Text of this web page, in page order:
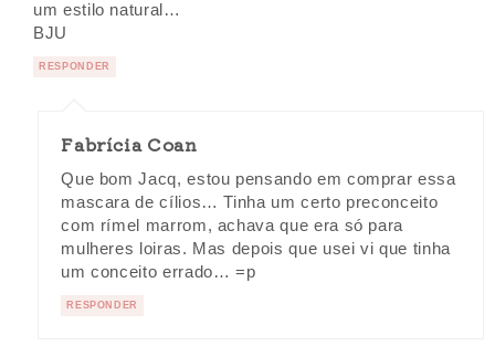
um estilo natural…
BJU
RESPONDER
Fabrícia Coan
Que bom Jacq, estou pensando em comprar essa
mascara de cílios… Tinha um certo preconceito
com rímel marrom, achava que era só para
mulheres loiras. Mas depois que usei vi que tinha
um conceito errado… =p
RESPONDER